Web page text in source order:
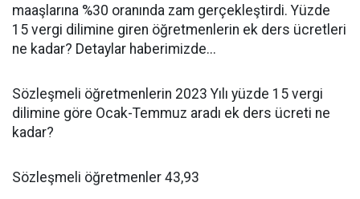
maaşlarına %30 oranında zam gerçekleştirdi. Yüzde
15 vergi dilimine giren öğretmenlerin ek ders ücretleri
ne kadar? Detaylar haberimizde...
Sözleşmeli öğretmenlerin 2023 Yılı yüzde 15 vergi
dilimine göre Ocak-Temmuz aradı ek ders ücreti ne
kadar?
Sözleşmeli öğretmenler 43,93